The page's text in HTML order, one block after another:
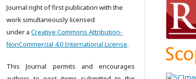
Journal right of first publication with the
work simultaneously licensed
under a Creative Commons Attribution-
NonCommercial 4.0 International License.
This Journal permits and encourages